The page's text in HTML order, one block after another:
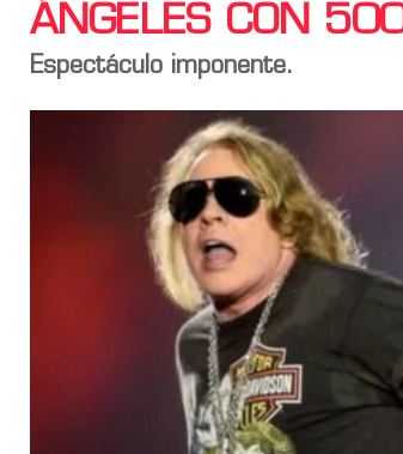
ÁNGELES CON
Espectáculo imponente.